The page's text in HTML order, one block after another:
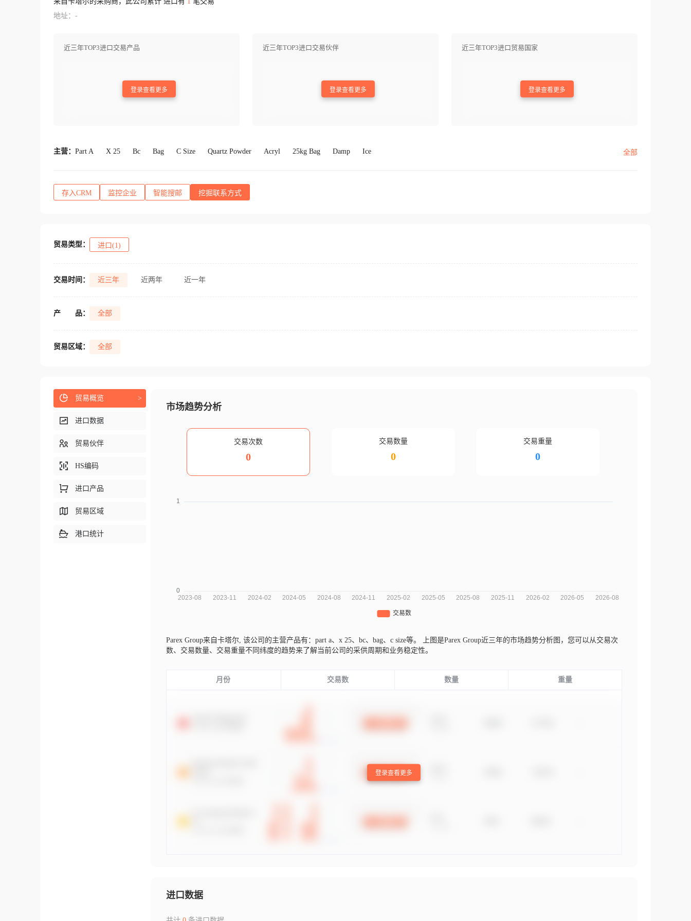
地址：-
近三年TOP3进口交易产品
登录查看更多
近三年TOP3进口交易伙伴
登录查看更多
近三年TOP3进口贸易国家
登录查看更多
主营： Part A X 25 Bc Bag C Size Quartz Powder Acryl 25kg Bag Damp Ice 全部
存入CRM 监控企业 智能搜邮 挖掘联系方式
贸易类型： 进口(1)
交易时间： 近三年 近两年 近一年
产 品： 全部
贸易区域： 全部
市场趋势分析
交易次数
0
交易数量
0
交易重量
0
Parex Group来自卡塔尔, 该公司的主营产品有：part a、x 25、bc、bag、c size等。
上图是Parex Group近三年的市场趋势分析图，您可以从交易次
数、交易数量、交易重量不同纬度的趋势来了解当前公司的采供周期和业务稳定性。
月份 交易数 数量 重量
登录查看更多
进口数据
贸易概览 >
进口数据
贸易伙伴
HS编码
进口产品
贸易区域
港口统计